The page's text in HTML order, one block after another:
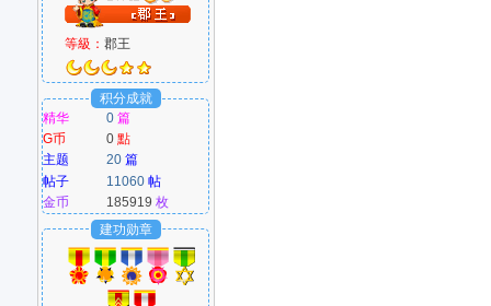
等級：郡王
积分成就
精华
0 篇
G币
0點
主题
20 篇
帖子
11060 帖
金币
185919枚
建功勋章